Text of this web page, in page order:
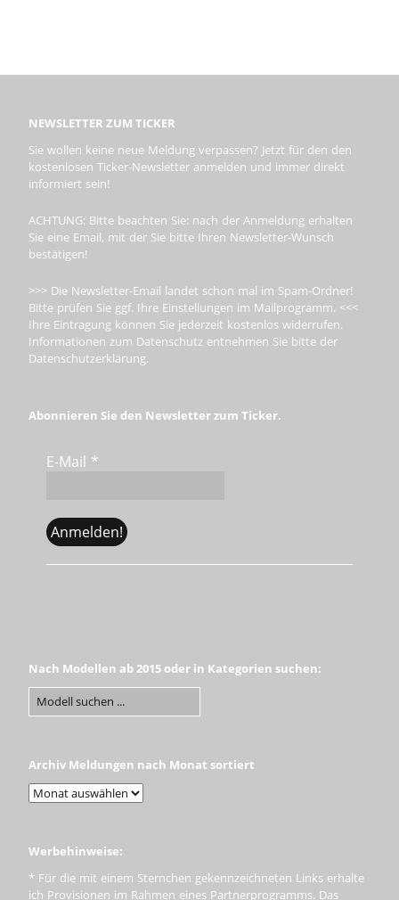
NEWSLETTER ZUM TICKER
Sie wollen keine neue Meldung verpassen? Jetzt für den den
kostenlosen Ticker-Newsletter anmelden und immer direkt
informiert sein!
ACHTUNG: Bitte beachten Sie: nach der Anmeldung erhalten
Sie eine Email, mit der Sie bitte Ihren Newsletter-Wunsch
bestätigen!
>>> Die Newsletter-Email landet schon mal im Spam-Ordner!
Bitte prüfen Sie ggf. Ihre Einstellungen im Mailprogramm. <<<
Ihre Eintragung können Sie jederzeit kostenlos widerrufen.
Informationen zum Datenschutz entnehmen Sie bitte der
Datenschutzerklärung.
Abonnieren Sie den Newsletter zum Ticker.
E-Mail *
Nach Modellen ab 2015 oder in Kategorien suchen:
Archiv Meldungen nach Monat sortiert
Werbehinweise:
* Für die mit einem Sternchen gekennzeichneten Links erhalte
ich Provisionen im Rahmen eines Partnerprogramms. Das